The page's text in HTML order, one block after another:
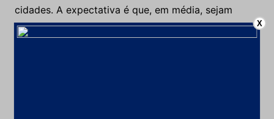
cidades. A expectativa é que, em média, sejam
realizados cerca de 150 procedimentos por dia nas X